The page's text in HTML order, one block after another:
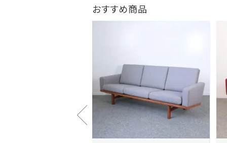
おすすめ商品